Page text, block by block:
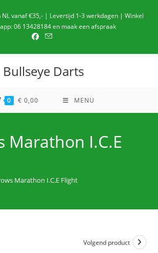
vanaf €35,- | Levertijd 1-3 werkdagen | Winkel
06 13428184 en maak een afspraak
Bullseye Darts
0 € 0,00 MENU
Marathon I.C.E
Marathon I.C.E Flight
Volgend product